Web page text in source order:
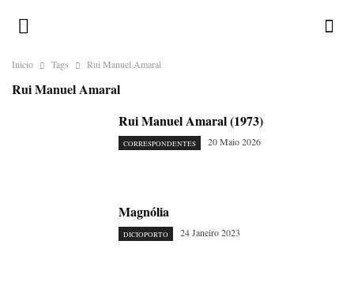
Inicio Tags Rui Manuel Amaral
Rui Manuel Amaral
Rui Manuel Amaral (1973)
CORRESPONDENTES 20 Maio 2026
Magnólia
DICIOPORTO 24 Janeiro 2023